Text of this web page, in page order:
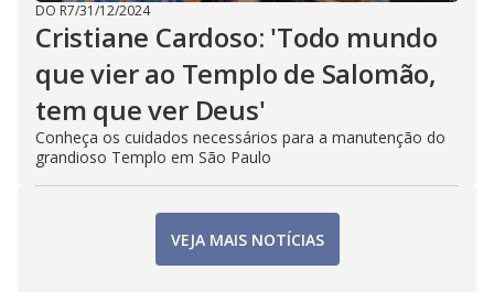
DO R7/31/12/2024
Cristiane Cardoso: 'Todo mundo
que vier ao Templo de Salomão,
tem que ver Deus'
Conheça os cuidados necessários para a manutenção do
grandioso Templo em São Paulo
VEJA MAIS NOTÍCIAS